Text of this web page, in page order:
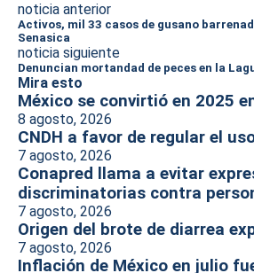
noticia anterior
Activos, mil 33 casos de gusano
Senasica
noticia siguiente
Denuncian mortandad de peces en la
Mira esto
México se convirtió en 2025
8 agosto, 2026
CNDH a favor de regular el
7 agosto, 2026
Conapred llama a evitar
discriminatorias contra
7 agosto, 2026
Origen del brote de diarrea
7 agosto, 2026
Inflación de México en julio